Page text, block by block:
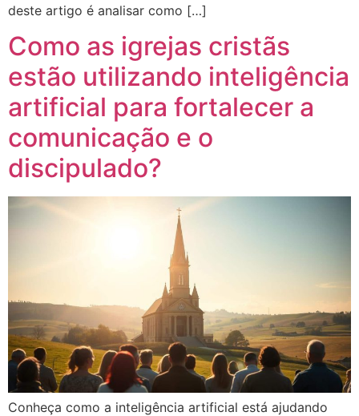
deste artigo é analisar como […]
Como as igrejas cristãs
estão utilizando inteligência
artificial para fortalecer a
comunicação e o
discipulado?
Conheça como a inteligência artificial está ajudando